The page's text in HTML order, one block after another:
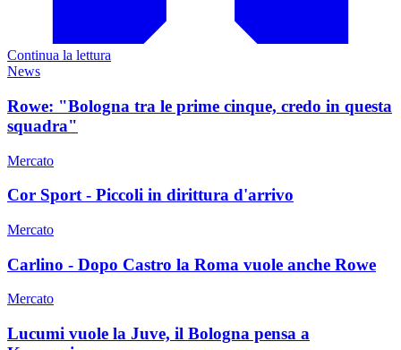
Continua la lettura
News
Rowe: "Bologna tra le prime cinque, credo in questa
squadra"
Mercato
Cor Sport - Piccoli in dirittura d'arrivo
Mercato
Carlino - Dopo Castro la Roma vuole anche Rowe
Mercato
Lucumi vuole la Juve, il Bologna pensa a